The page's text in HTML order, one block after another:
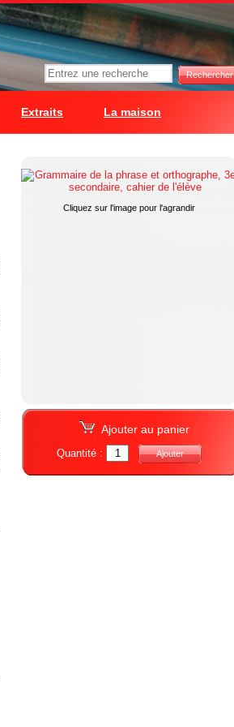
Rechercher
Extraits La maison
Cliquez sur l'image pour l'agrandir
Ajouter au panier
Quantité : Ajouter